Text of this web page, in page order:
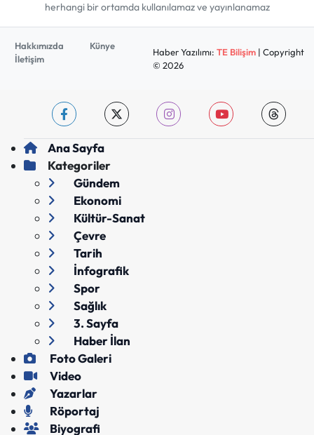
herhangi bir ortamda kullanılamaz ve yayınlanamaz
Hakkımızda
Künye
İletişim
Haber Yazılımı: TE Bilişim| Copyright
© 2026
Ana Sayfa
Kategoriler
Gündem
Ekonomi
Kültür-Sanat
Çevre
Tarih
İnfografik
Spor
Sağlık
3. Sayfa
Haber İlan
Foto Galeri
Video
Yazarlar
Röportaj
Biyografi